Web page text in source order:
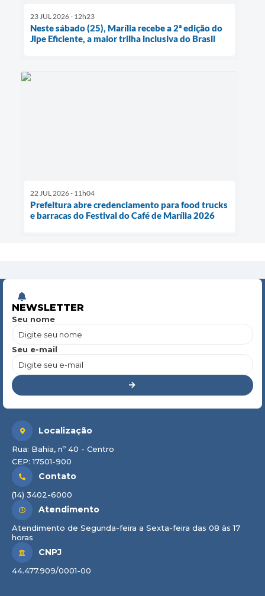
23 JUL 2026 - 12h23
Neste sábado (25), Marília recebe a 2ª edição do
Jipe Eficiente, a maior trilha inclusiva do Brasil
22 JUL 2026 - 11h04
Prefeitura abre credenciamento para food trucks
e barracas do Festival do Café de Marília 2026
NEWSLETTER
Seu nome
Seu e-mail
Localização
Rua: Bahia, nº 40 - Centro
CEP: 17501-900
Contato
(14) 3402-6000
Atendimento
Atendimento de Segunda-feira a Sexta-feira das 08 às 17
horas
CNPJ
44.477.909/0001-00